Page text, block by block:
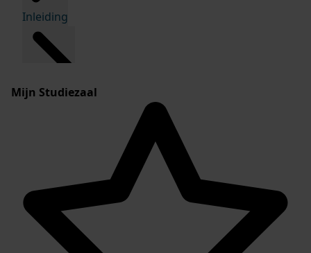
Inleiding
Mijn Studiezaal